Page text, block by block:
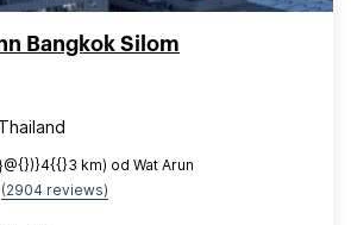
Bangkok Silom
km) od Wat Arun
(2904 reviews)